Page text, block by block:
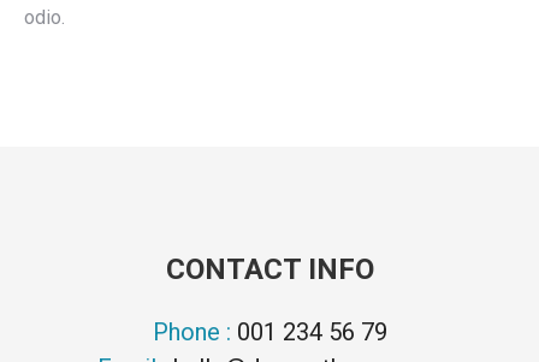
odio.
CONTACT INFO
Phone : 001 234 56 79